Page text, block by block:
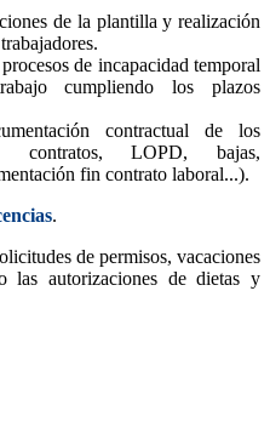
de la plantilla y realización
de incapacidad temporal
cumpliendo los plazos
contractual de los
contratos, LOPD, bajas,
fin contrato laboral...).
.
de permisos, vacaciones
las autorizaciones de dietas y